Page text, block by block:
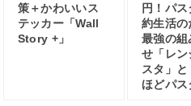
策＋かわいいス
テッカー「Wall
Story +」
円！パ
約生活の
最強の組
せ「レン
スタ」と
ほどパス